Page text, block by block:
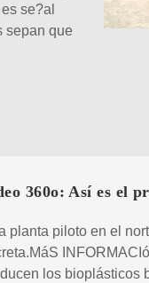
se?al
sepan que
360o: Así es el
planta piloto en el
los bioplásticos